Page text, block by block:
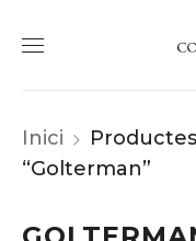
Inici
“Golterman”